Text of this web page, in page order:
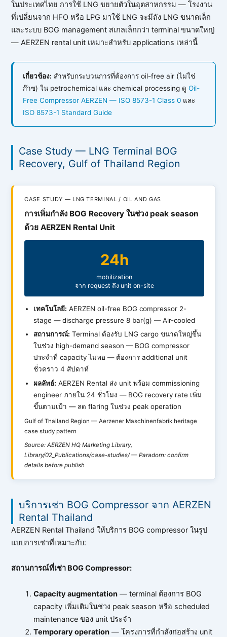
ในประเทศไทย การใช้ LNG ขยายตัวในอุตสาหกรรม — โรงงาน
ที่เปลี่ยนจาก HFO หรือ LPG มาใช้ LNG จะมีถัง LNG ขนาดเล็ก
และระบบ BOG management สเกลเล็กกว่า terminal ขนาดใหญ่
— AERZEN rental unit เหมาะสำหรับ applications เหล่านี้
เกี่ยวข้อง: สำหรับกระบวนการที่ต้องการ oil-free air (ไม่ใช่
ก๊าซ) ใน petrochemical และ chemical processing ดูOil-
Free Compressor AERZEN — ISO 8573-1 Class 0 และ
ISO 8573-1 Standard Guide
Case Study — LNG Terminal BOG
Recovery, Gulf of Thailand Region
CASE STUDY — LNG TERMINAL / OIL AND GAS
การเพิ่มกำลัง BOG Recovery ในช่วง peak season
ด้วย AERZEN Rental Unit
24h
mobilization
จาก request ถึง unit on-site
เทคโนโลยี: AERZEN oil-free BOG compressor 2-
stage — discharge pressure 8 bar(g) — Air-cooled
สถานการณ์: Terminal ต้องรับ LNG cargo ขนาดใหญ่ขึ้น
ในช่วง high-demand season — BOG compressor
ประจำที่ capacity ไม่พอ — ต้องการ additional unit
ชั่วคราว 4 สัปดาห์
ผลลัพธ์: AERZEN Rental ส่ง unit พร้อม commissioning
engineer ภายใน 24 ชั่วโมง — BOG recovery rate เพิ่ม
ขึ้นตามเป้า — ลด flaring ในช่วง peak operation
Gulf of Thailand Region — Aerzener Maschinenfabrik heritage
case study pattern
Source: AERZEN HQ Marketing Library,
Library/02_Publications/case-studies/ — Paradorn: confirm
details before publish
บริการเช่า BOG Compressor จาก AERZEN
Rental Thailand
AERZEN Rental Thailand ให้บริการ BOG compressor ในรูป
แบบการเช่าที่เหมาะกับ:
สถานการณ์ที่เช่า BOG Compressor:
Capacity augmentation — terminal ต้องการ BOG
capacity เพิ่มเติมในช่วง peak season หรือ scheduled
maintenance ของ unit ประจำ
Temporary operation — โครงการที่กำลังก่อสร้าง unit